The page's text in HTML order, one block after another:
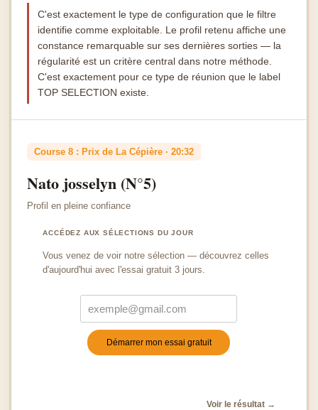
C'est exactement le type de configuration que le filtre
identifie comme exploitable. Le profil retenu affiche une
constance remarquable sur ses dernières sorties — la
régularité est un critère central dans notre méthode.
C'est exactement pour ce type de réunion que le label
TOP SELECTION existe.
Course 8 : Prix de La Cépière · 20:32
Nato josselyn (N°5)
Profil en pleine confiance
ACCÉDEZ AUX SÉLECTIONS DU JOUR
Vous venez de voir notre sélection — découvrez celles
d'aujourd'hui avec l'essai gratuit 3 jours.
Démarrer mon essai gratuit
Voir le résultat →